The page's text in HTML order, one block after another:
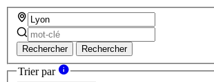
Rechercher Rechercher
Trier par